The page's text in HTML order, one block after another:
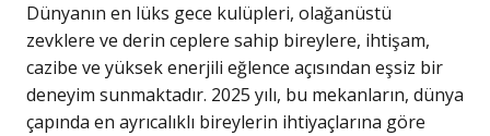
Dünyanın en lüks gece kulüpleri, olağanüstü
zevklere ve derin ceplere sahip bireylere, ihtişam,
cazibe ve yüksek enerjili eğlence açısından eşsiz bir
deneyim sunmaktadır. 2025 yılı, bu mekanların, dünya
çapında en ayrıcalıklı bireylerin ihtiyaçlarına göre